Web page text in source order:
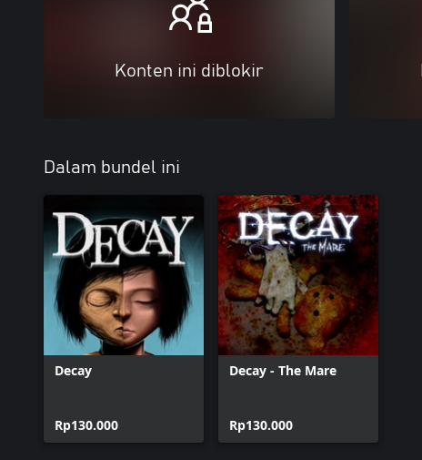
Konten ini diblokir
Dalam bundel ini
Decay
Rp130.000
Decay - The Mare
Rp130.000